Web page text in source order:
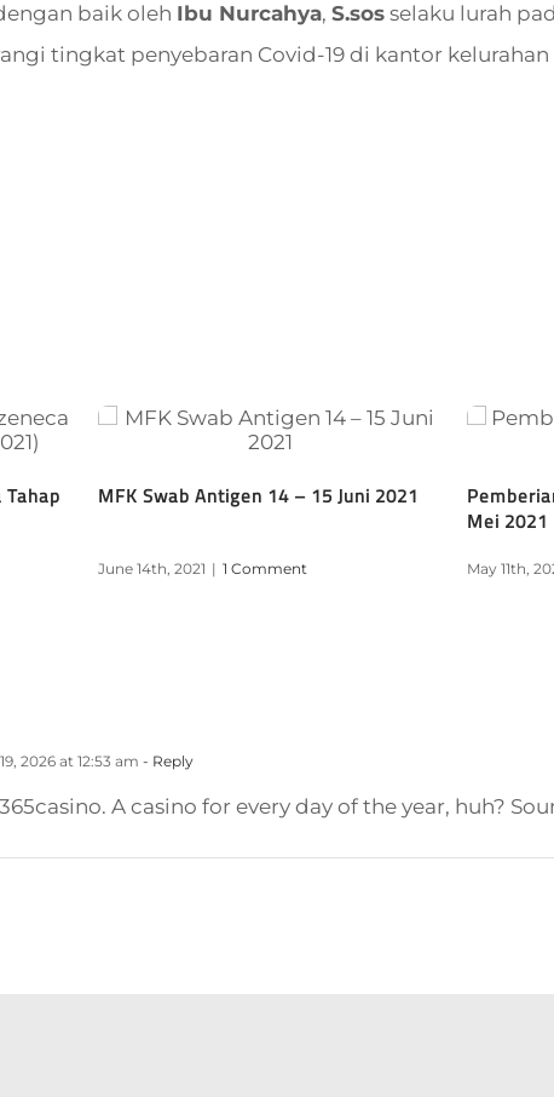
baik oleh Ibu Nurcahya, S.sosselaku lurah
tingkat penyebaran Covid-19 di kantor kelurahan
MFK Swab Antigen 14 – 15 Juni 2021
June 14th, 2021 | 1 Comment
Mei 2021
May 11th,
2026 at 12:53 am - Reply
A casino for every day of the year, huh?